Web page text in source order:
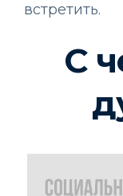
встретить.
С